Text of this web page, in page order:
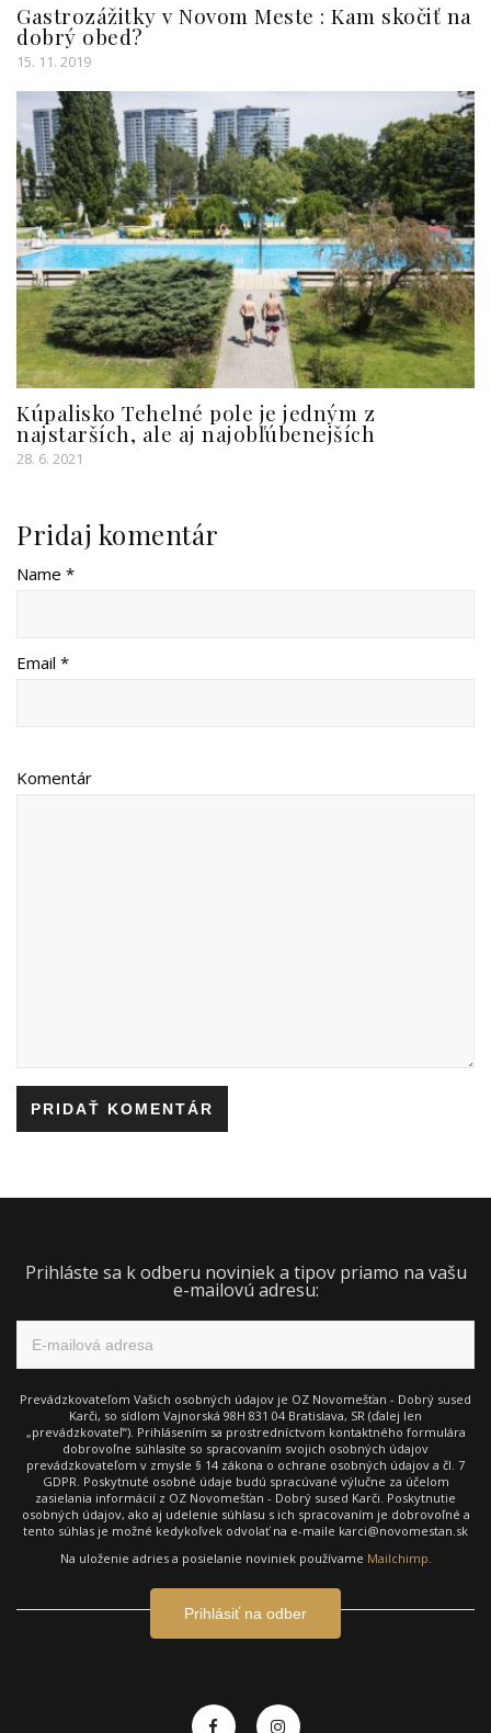
Gastrozážitky v Novom Meste : Kam skočiť na
dobrý obed?
15. 11. 2019
Kúpalisko Tehelné pole je jedným z
najstarších, ale aj najobľúbenejších
28. 6. 2021
Pridaj komentár
Name *
Email *
Komentár
Prihláste sa k odberu noviniek a tipov priamo na vašu
e-mailovú adresu:
Prevádzkovateľom Vašich osobných údajov je OZ Novomešťan - Dobrý sused
Karči, so sídlom Vajnorská 98H 831 04 Bratislava, SR (ďalej len
„prevádzkovateľ“). Prihlásením sa prostredníctvom kontaktného formulára
dobrovoľne súhlasíte so spracovaním svojich osobných údajov
prevádzkovateľom v zmysle § 14 zákona o ochrane osobných údajov a čl. 7
GDPR. Poskytnuté osobné údaje budú spracúvané výlučne za účelom
zasielania informácií z OZ Novomešťan - Dobrý sused Karči. Poskytnutie
osobných údajov, ako aj udelenie súhlasu s ich spracovaním je dobrovoľné a
tento súhlas je možné kedykoľvek odvolať na e-maile karci@novomestan.sk
Na uloženie adries a posielanie noviniek používame Mailchimp.